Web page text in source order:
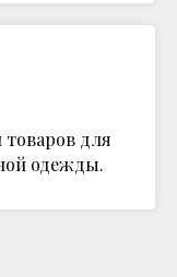
товаров для
одежды.